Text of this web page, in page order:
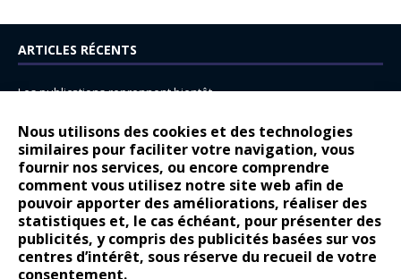
Nous utilisons des cookies et des technologies
similaires pour faciliter votre navigation, vous
fournir nos services, ou encore comprendre
comment vous utilisez notre site web afin de
pouvoir apporter des améliorations, réaliser des
statistiques et, le cas échéant, pour présenter des
publicités, y compris des publicités basées sur vos
centres d’intérêt, sous réserve du recueil de votre
consentement.
ARTICLES RÉCENTS
Les publications reprennent bientôt…
14 juillet : nouveau film de marque pour Citroën
Renault Espace : voyage, voyage…
Peugeot E-208 GTi : naissance d’une légende
COMMENTAIRES RÉCENTS